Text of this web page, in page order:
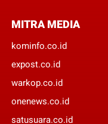
MITRA MEDIA
kominfo.co.id
expost.co.id
warkop.co.id
onenews.co.id
satusuara.co.id